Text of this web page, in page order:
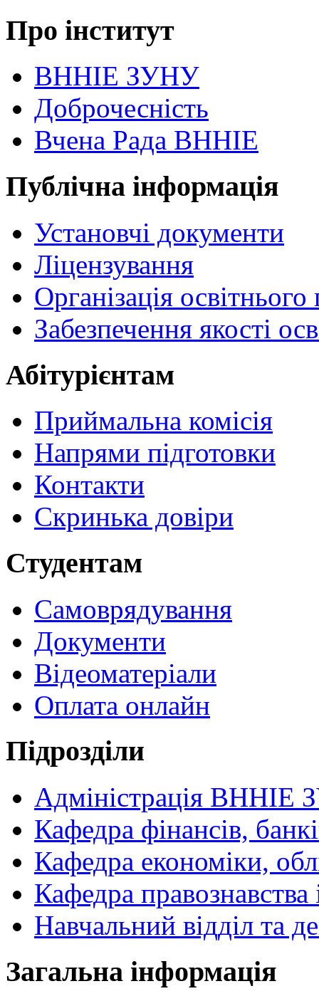
Про інститут
ВННІЕ ЗУНУ
Доброчесність
Вчена Рада ВННІЕ
Публічна інформація
Установчі документи
Ліцензування
Організація
Забезпечення якості
Абітурієнтам
Приймальна комісія
Напрями підготовки
Контакти
Скринька довіри
Студентам
Самоврядування
Документи
Відеоматеріали
Оплата онлайн
Підрозділи
Адміністрація ВННІЕ
Кафедра фінансів,
Кафедра економіки,
Кафедра
Навчальний відділ та
Загальна інформація